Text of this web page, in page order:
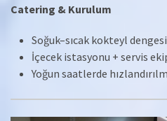
Catering & Kurulum
Soğuk–sıcak kokteyl dengesi
İçecek istasyonu + servis
Yoğun saatlerde